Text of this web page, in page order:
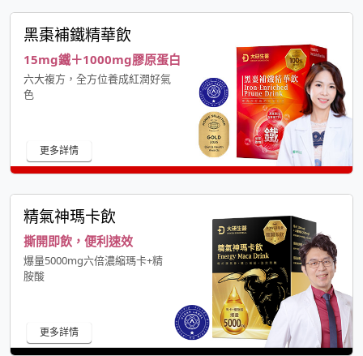
黑棗補鐵精華飲
15mg鐵＋1000mg膠原蛋白
六大複方，全方位養成紅潤好氣
色
更多詳情
精氣神瑪卡飲
撕開即飲，便利速效
爆量5000mg六倍濃縮瑪卡+精
胺酸
更多詳情